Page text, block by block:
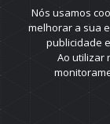
Nós usamos
melhorar a sua
publicidade
Ao utilizar